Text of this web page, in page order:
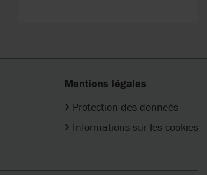
Mentions légales
Protection des donneés
Informations sur les cookies